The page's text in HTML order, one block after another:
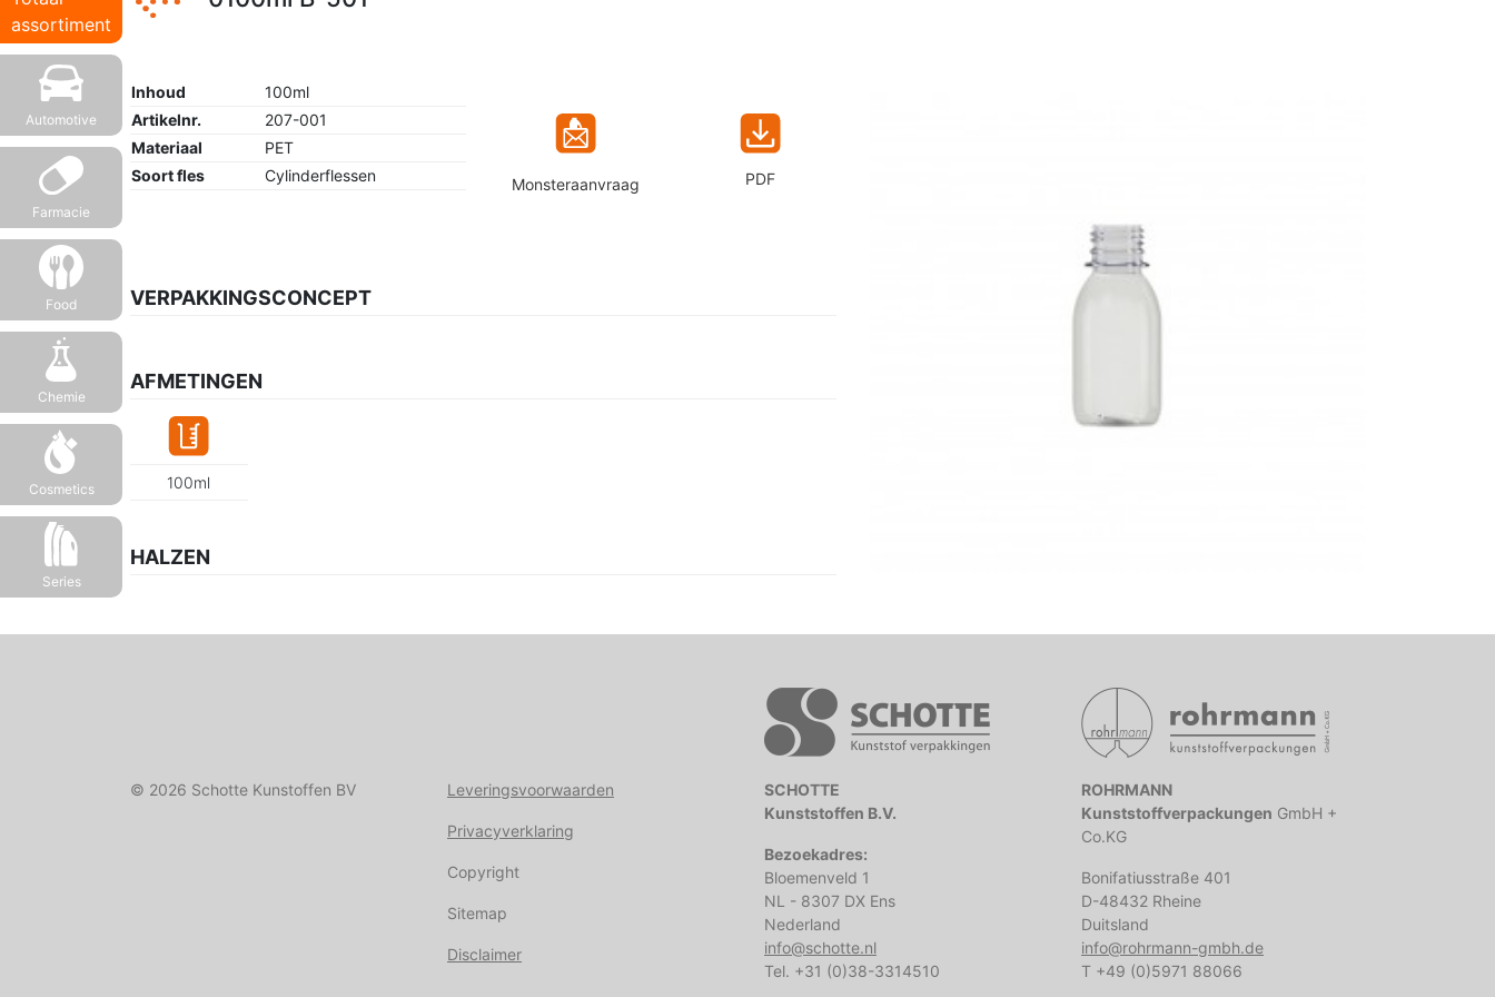
assortiment
Automotive
Farmacie
Food
Chemie
Cosmetics
Series
Inhoud
100ml
Artikelnr.
207-001
Materiaal
PET
Soort fles
Cylinderflessen Monsteraanvraag PDF
VERPAKKINGSCONCEPT
AFMETINGEN
100ml
HALZEN
© 2026 Schotte Kunstoffen BV Leveringsvoorwaarden
Privacyverklaring
Copyright
Sitemap
Disclaimer
SCHOTTE
Kunststoffen B.V.
Bezoekadres:
Bloemenveld 1
NL - 8307 DX Ens
Nederland
info@schotte.nl
Tel. +31 (0)38-3314510
ROHRMANN
Kunststoffverpackungen GmbH +
Co.KG
Bonifatiusstraße 401
D-48432 Rheine
Duitsland
info@rohrmann-gmbh.de
T +49 (0)5971 88066